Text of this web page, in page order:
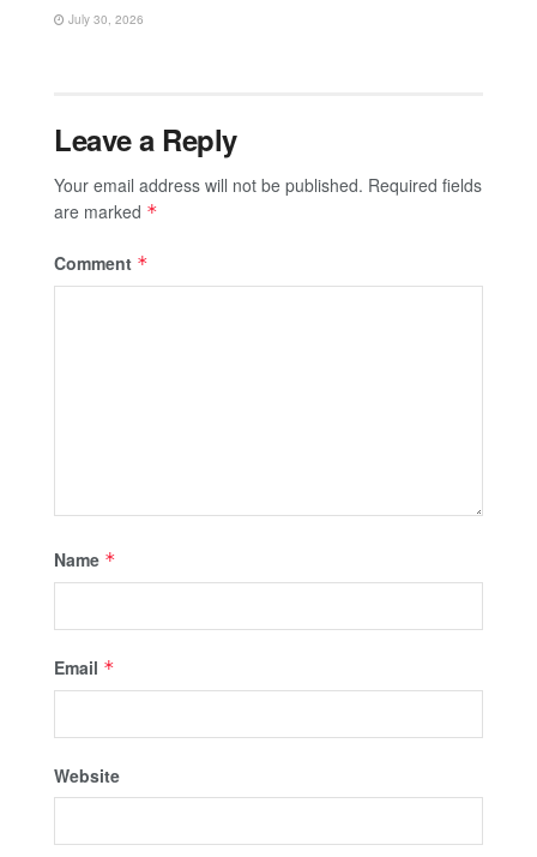
July 30, 2026
Leave a Reply
Your email address will not be published. Required fields
are marked *
Comment *
Name *
Email *
Website